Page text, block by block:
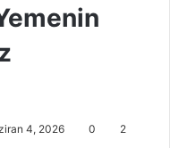
4, 2026 0 2